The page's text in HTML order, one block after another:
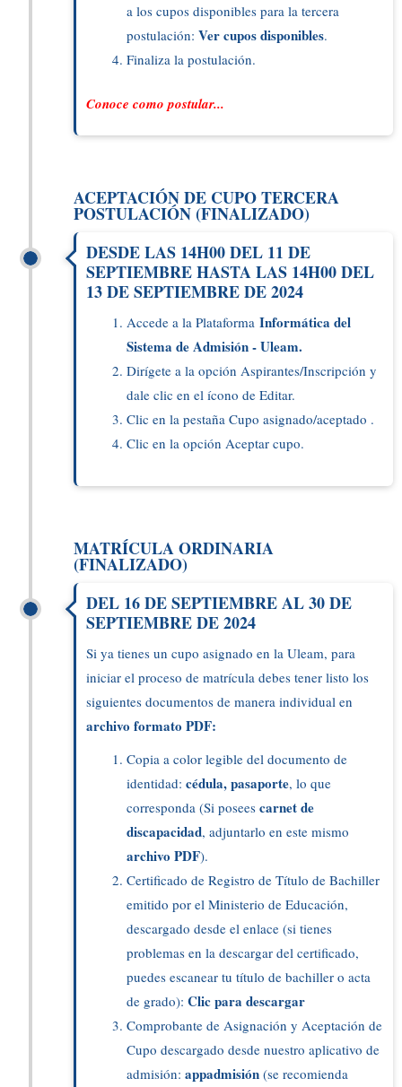
a los cupos disponibles para la tercera
postulación:Ver cupos disponibles.
Finaliza la postulación.
Conoce como postular...
ACEPTACIÓN DE CUPO TERCERA
POSTULACIÓN (FINALIZADO)
DESDE LAS 14H00 DEL 11 DE
SEPTIEMBRE HASTA LAS 14H00 DEL
13 DE SEPTIEMBRE DE 2024
Accede a la PlataformaInformática del
Sistema de Admisión - Uleam.
Dirígete a la opción Aspirantes/Inscripción y
dale clic en el ícono de Editar.
Clic en la pestaña Cupo asignado/aceptado .
Clic en la opción Aceptar cupo.
MATRÍCULA ORDINARIA
(FINALIZADO)
DEL 16 DE SEPTIEMBRE AL 30 DE
SEPTIEMBRE DE 2024
Si ya tienes un cupo asignado en la Uleam, para
iniciar el proceso de matrícula debes tener listo los
siguientes documentos de manera individual en
archivo formato PDF:
Copia a color legible del documento de
identidad:cédula, pasaporte, lo que
corresponda (Si poseescarnet de
discapacidad, adjuntarlo en este mismo
archivo PDF).
Certificado de Registro de Título de Bachiller
emitido por el Ministerio de Educación,
descargado desde el enlace (si tienes
problemas en la descargar del certificado,
puedes escanear tu título de bachiller o acta
de grado):Clic para descargar
Comprobante de Asignación y Aceptación de
Cupo descargado desde nuestro aplicativo de
admisión:appadmisión (se recomienda